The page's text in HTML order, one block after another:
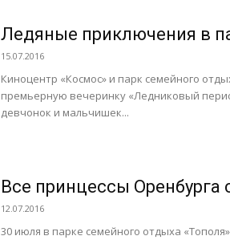
Ледяные приключения в
15.07.2016
Киноцентр «Космос» и парк семейного
премьерную вечеринку «Ледниковый
девчонок и мальчишек...
Все принцессы Оренбурга
12.07.2016
30 июля в парке семейного отдыха